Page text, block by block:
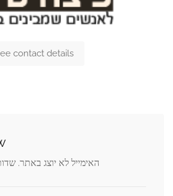
in to see contact details.
האימייל לא יוצג באתר. שדות החובה